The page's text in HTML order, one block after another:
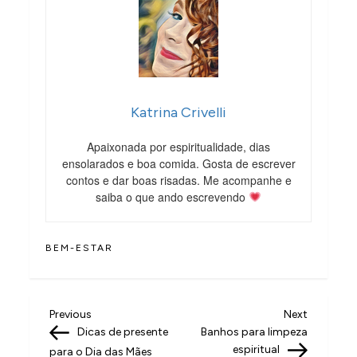
Katrina Crivelli
Apaixonada por espiritualidade, dias
ensolarados e boa comida. Gosta de escrever
contos e dar boas risadas. Me acompanhe e
saiba o que ando escrevendo
BEM-ESTAR
N
a
Previous
Post
Previous
Dicas de presente
para o Dia das Mães
Next
Post
Next
Banhos para limpeza
espiritual